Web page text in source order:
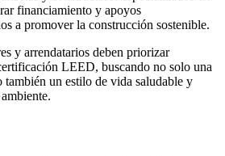
financiamiento y apoyos
a promover la construcción sostenible.
y arrendatarios deben priorizar
LEED, buscando no solo una
un estilo de vida saludable y